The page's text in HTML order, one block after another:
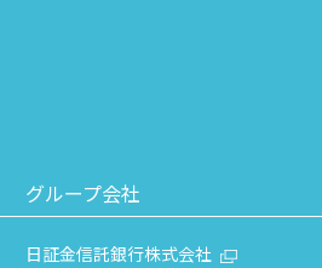
グループ会社
日証金信託銀行株式会社